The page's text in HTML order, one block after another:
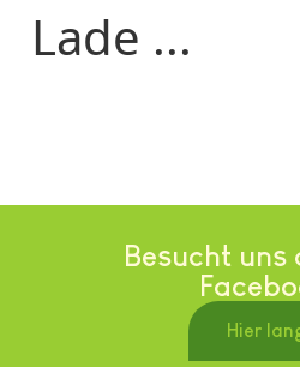
Lade ...
Besucht uns
Hier